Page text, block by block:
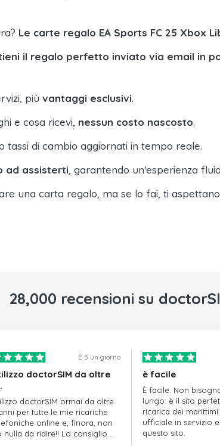
Le carte regalo EA Sports FC 25 Xbox
il regalo perfetto inviato via email in
più vantaggi esclusivi.
e cosa ricevi, nessun costo nascosto.
tassi di cambio aggiornati in tempo reale.
ad assisterti, garantendo un'esperienza
una carta regalo, ma se lo fai, ti
28,000 recensioni su
È 3 un giorno
doctorSIM da oltre
doctorSIM ormai da oltre
per tutte le mie ricariche
online e, finora, non
nulla da ridire!! Lo consiglio
è facile
È facile. Non
lungo: è il sito
ricarica dei
ufficiale in servizio e
questo sito.